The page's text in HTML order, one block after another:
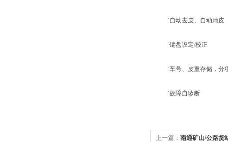
˙自动去皮、自动清皮
˙键盘设定/校正
˙车号、皮重存储，分
˙故障自诊断
上一篇： 南通矿山/公路货